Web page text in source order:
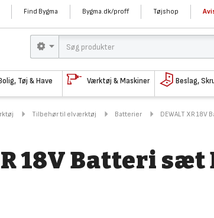
Find Bygma Bygma.dk/proff Tøjshop
Tøj & Have Værktøj & Maskiner Beslag,
Tilbehør til elværktøj Batterier DEWALT XR 18V
18V Batteri sæt